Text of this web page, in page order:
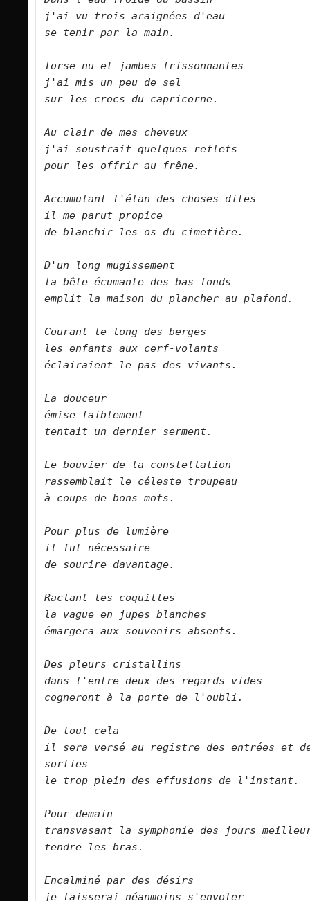
j'ai vu trois araignées d'eau
se tenir par la main.
Torse nu et jambes frissonnantes
j'ai mis un peu de sel
sur les crocs du capricorne.
Au clair de mes cheveux
j'ai soustrait quelques reflets
pour les offrir au frêne.
Accumulant l'élan des choses dites
il me parut propice
de blanchir les os du cimetière.
D'un long mugissement
la bête écumante des bas fonds
emplit la maison du plancher au plafond.
Courant le long des berges
les enfants aux cerf-volants
éclairaient le pas des vivants.
La douceur
émise faiblement
tentait un dernier serment.
Le bouvier de la constellation
rassemblait le céleste troupeau
à coups de bons mots.
Pour plus de lumière
il fut nécessaire
de sourire davantage.
Raclant les coquilles
la vague en jupes blanches
émargera aux souvenirs absents.
Des pleurs cristallins
dans l'entre-deux des regards vides
cogneront à la porte de l'oubli.
De tout cela
il sera versé au registre des entrées et
sorties
le trop plein des effusions de l'instant.
Pour demain
transvasant la symphonie des jours
tendre les bras.
Encalminé par des désirs
je laisserai néanmoins s'envoler